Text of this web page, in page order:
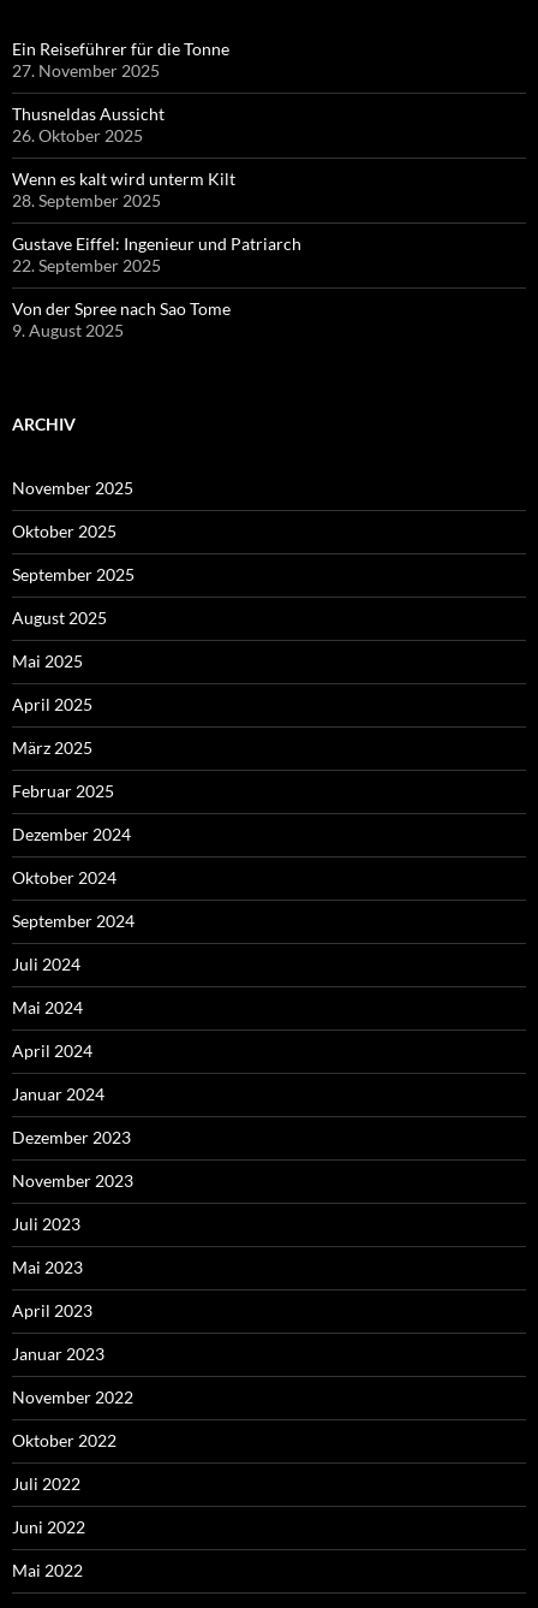
Ein Reiseführer für die Tonne
27. November 2025
Thusneldas Aussicht
26. Oktober 2025
Wenn es kalt wird unterm Kilt
28. September 2025
Gustave Eiffel: Ingenieur und Patriarch
22. September 2025
Von der Spree nach Sao Tome
9. August 2025
ARCHIV
November 2025
Oktober 2025
September 2025
August 2025
Mai 2025
April 2025
März 2025
Februar 2025
Dezember 2024
Oktober 2024
September 2024
Juli 2024
Mai 2024
April 2024
Januar 2024
Dezember 2023
November 2023
Juli 2023
Mai 2023
April 2023
Januar 2023
November 2022
Oktober 2022
Juli 2022
Juni 2022
Mai 2022